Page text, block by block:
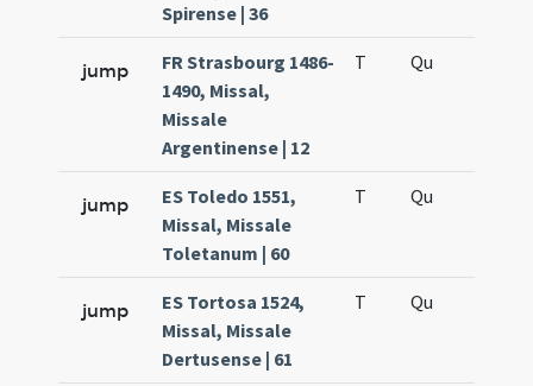
Spirense | 36
jump
FR Strasbourg 1486-
1490, Missal,
Missale
Argentinense | 12
T Qu
jump
ES Toledo 1551,
Missal, Missale
Toletanum | 60
T Qu
jump
ES Tortosa 1524,
Missal, Missale
Dertusense | 61
T Qu